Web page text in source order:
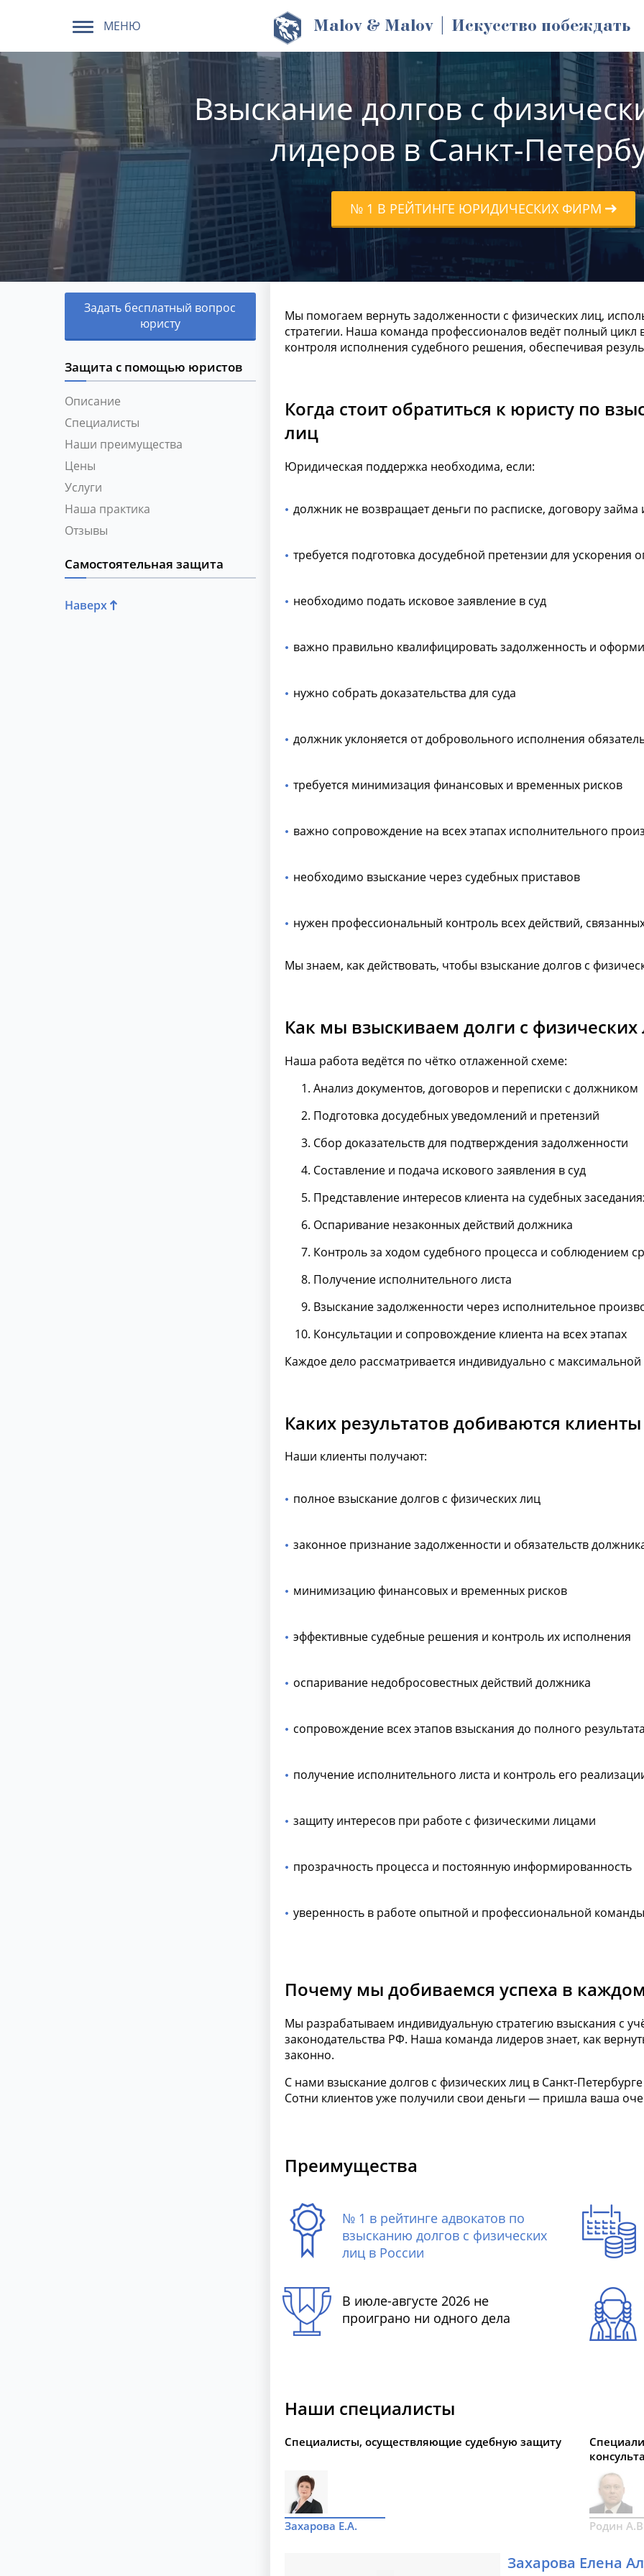
МЕНЮ Malov & Malov | Искусство побеждать
Взыскание долгов с
лидеров в Санкт-
№ 1 В РЕЙТИНГЕ ЮРИДИЧЕСКИХ ФИРМ
Задать бесплатный вопрос
юристу
Защита с помощью юристов
Описание
Специалисты
Наши преимущества
Цены
Услуги
Наша практика
Отзывы
Самостоятельная защита
Наверх
Мы помогаем вернуть задолженности с физических лиц,
стратегии. Наша команда профессионалов ведёт полный
контроля исполнения судебного решения, обеспечивая
Когда стоит обратиться к юристу по
лиц
Юридическая поддержка необходима, если:
должник не возвращает деньги по расписке, договору займа
требуется подготовка досудебной претензии для ускорения
необходимо подать исковое заявление в суд
важно правильно квалифицировать задолженность и
нужно собрать доказательства для суда
должник уклоняется от добровольного исполнения
требуется минимизация финансовых и временных рисков
важно сопровождение на всех этапах исполнительного
необходимо взыскание через судебных приставов
нужен профессиональный контроль всех действий,
Мы знаем, как действовать, чтобы взыскание долгов с
Как мы взыскиваем долги с физических
Наша работа ведётся по чётко отлаженной схеме:
Анализ документов, договоров и переписки с должником
Подготовка досудебных уведомлений и претензий
Сбор доказательств для подтверждения задолженности
Составление и подача искового заявления в суд
Представление интересов клиента на судебных
Оспаривание незаконных действий должника
Контроль за ходом судебного процесса и соблюдением
Получение исполнительного листа
Взыскание задолженности через исполнительное
Консультации и сопровождение клиента на всех этапах
Каждое дело рассматривается индивидуально с
Каких результатов добиваются клиенты
Наши клиенты получают:
полное взыскание долгов с физических лиц
законное признание задолженности и обязательств
минимизацию финансовых и временных рисков
эффективные судебные решения и контроль их исполнения
оспаривание недобросовестных действий должника
сопровождение всех этапов взыскания до полного результата
получение исполнительного листа и контроль его
защиту интересов при работе с физическими лицами
прозрачность процесса и постоянную информированность
уверенность в работе опытной и профессиональной команды
Почему мы добиваемся успеха в
Мы разрабатываем индивидуальную стратегию взыскания с
законодательства РФ. Наша команда лидеров знает, как
законно.
С нами взыскание долгов с физических лиц в Санкт-
Сотни клиентов уже получили свои деньги — пришла ваша
Преимущества
№ 1 в рейтинге адвокатов по
взысканию долгов с физических
лиц в России
В июле-августе 2026 не
проиграно ни одного дела
Наши специалисты
Специалисты, осуществляющие судебную защиту
Захарова Е.А. Родин
Захарова Елена